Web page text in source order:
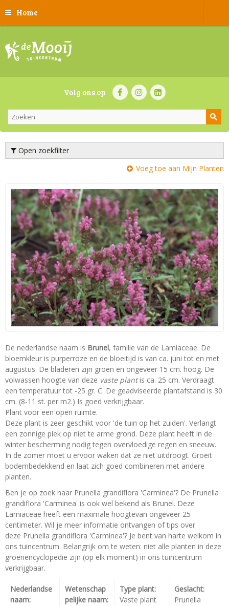
Home
Volg ons op
Open zoekfilter
Voeg toe aan Mijn Planten
De nederlandse naam is Brunel, familie van de Lamiaceae. De
bloemkleur is purperroze en de bloeitijd is van ca. juni tot en met
augustus. De bladeren zijn groen en ongeveer 15 cm. hoog. De
volwassen hoogte van deze vaste plantis ca. 25 cm. Verdraagt
een temperatuur tot -25 gr. C. De geadviseerde plantafstand is 30
cm. (8-11 st. per m2.) Is goed verkrijgbaar.
Plant voor een open ruimte.
Deze plant is zeer geschikt voor 'de tuin op het zuiden'. Verlangt
een zonnige plek op niet te arme grond. Deze plant heeft in de
winter bescherming nodig tegen overvloedige regen en sneeuw.
In de zomer moet u ervoor waken dat ze niet uitdroogt. Groeit
bodembedekkend en laat zich goed combineren met andere
planten.
Ben je op zoek naar Prunella grandiflora 'Carminea'? De Prunella
grandiflora 'Carminea' is ook wel bekend als Brunel. Deze
Lamiaceae heeft een maximale hoogtevan ongeveer 25
centimeter. Wil je meer informatie ontvangen of tips over
deze Prunella grandiflora 'Carminea'? Je bent van harte welkom in
ons tuincentrum. Belangrijk om te weten: niet alle planten in deze
groenencyclopedie zijn (op elk moment) in ons tuincentrum
verkrijgbaar.
Nederlandse
naam:
Wetenschap
pelijke naam:
Type plant:
Vaste plant
Geslacht:
Prunella